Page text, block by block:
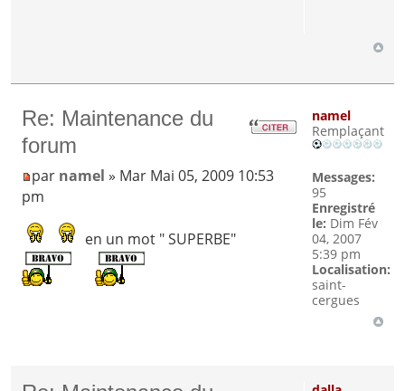
Re: Maintenance du
forum
par namel » Mar Mai 05, 2009 10:53
pm
en un mot " SUPERBE"
namel
Remplaçant
Messages:
95
Enregistré
le: Dim Fév
04, 2007
5:39 pm
Localisation:
saint-
cergues